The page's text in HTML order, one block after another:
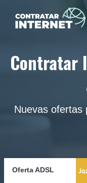
Contratar
Nuevas ofertas
Oferta ADSL